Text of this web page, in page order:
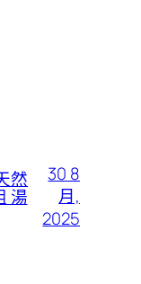
然
湯
30 8
月,
2025